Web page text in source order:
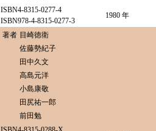
ISBN4-8315-0277-4
ISBN978-4-8315-0277-3
1980 年
著者 目崎徳衛
佐藤勢紀子
田中久文
高島元洋
小島康敬
田尻祐一郎
前田勉